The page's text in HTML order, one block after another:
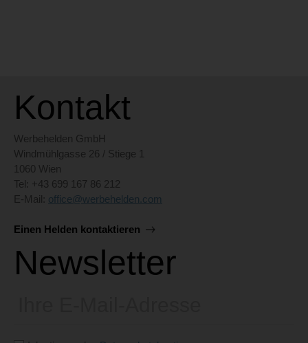
Kontakt
Werbehelden GmbH
Windmühlgasse 26 / Stiege 1
1060 Wien
Tel: +43 699 167 86 212
E-Mail: office@werbehelden.com
Einen Helden kontaktieren
Newsletter